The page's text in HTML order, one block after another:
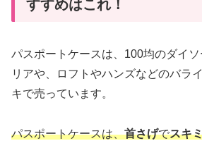
すすめはこれ！
パスポートケースは、100均のダイ
リアや、ロフトやハンズなどのバラ
キで売っています。
パスポートケースは、首さげでスキ